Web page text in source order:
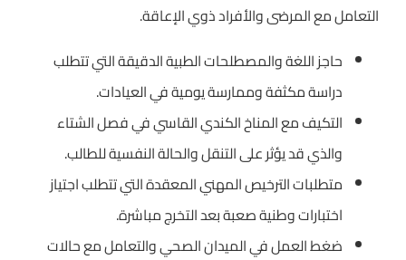
التعامل مع المرضى والأفراد ذوي الإعاقة.
حاجز اللغة والمصطلحات الطبية الدقيقة التي تتطلب
دراسة مكثفة وممارسة يومية في العيادات.
التكيف مع المناخ الكندي القاسي في فصل الشتاء
والذي قد يؤثر على التنقل والحالة النفسية للطالب.
متطلبات الترخيص المهني المعقدة التي تتطلب اجتياز
اختبارات وطنية صعبة بعد التخرج مباشرة.
ضغط العمل في الميدان الصحي والتعامل مع حالات